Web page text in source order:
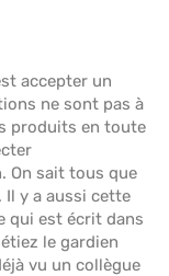
accepter un
ne sont pas à
produits en toute
On sait tous que
Il y a aussi cette
qui est écrit dans
le gardien
vu un collègue